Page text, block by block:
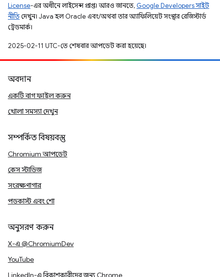
License-এর অধীনে লাইসেন্স প্রাপ্ত। আরও জানতে, Google Developers সাইট
নীতিদেখুন। Java হল Oracle এবং/অথবা তার অ্যাফিলিয়েট সংস্থার রেজিস্টার্ড
ট্রেডমার্ক।
2025-02-11 UTC-তে শেষবার আপডেট করা হয়েছে।
অবদান
একটি বাগ ফাইল করুন
খোলা সমস্যা দেখুন
সম্পর্কিত বিষয়বস্তু
Chromium আপডেট
কেস স্টাডিজ
সংরক্ষণাগার
পডকাস্ট এবং শো
অনুসরণ করুন
X-এ @ChromiumDev
YouTube
LinkedIn-এ বিকাশকারীদের জন্য Chrome